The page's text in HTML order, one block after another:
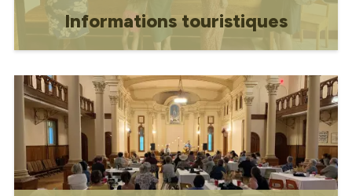
Informations touristiques